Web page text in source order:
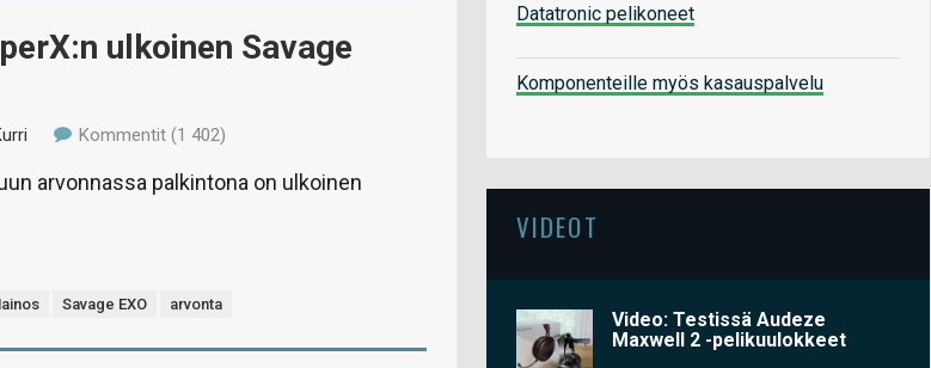
ulkoinen Savage
Kommentit (1 402)
arvonnassa palkintona on ulkoinen
Savage EXO arvonta
Datatronic pelikoneet
Komponenteille myös kasauspalvelu
VIDEOT
Video: Testissä Audeze
Maxwell 2 -pelikuulokkeet